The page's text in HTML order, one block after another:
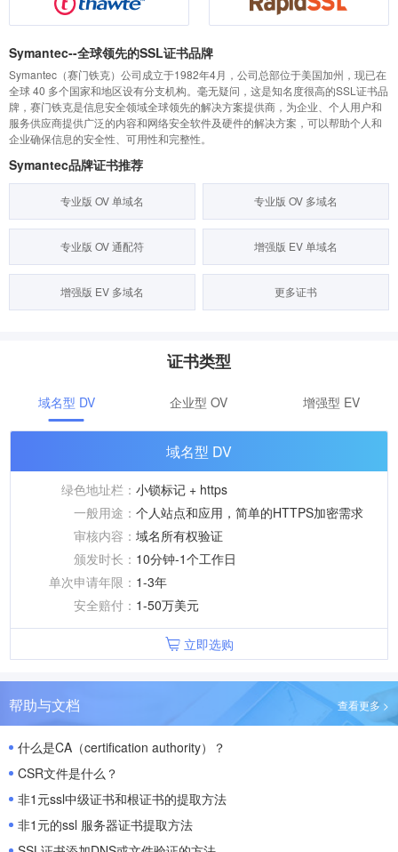
Symantec--全球领先的SSL证书品牌
Symantec（赛门铁克）公司成立于1982年4月，公司总部位于美国加州，现已在
全球 40 多个国家和地区设有分支机构。毫无疑问，这是知名度很高的SSL证书品
牌，赛门铁克是信息安全领域全球领先的解决方案提供商，为企业、个人用户和
服务供应商提供广泛的内容和网络安全软件及硬件的解决方案，可以帮助个人和
企业确保信息的安全性、可用性和完整性。
Symantec品牌证书推荐
专业版 OV 单域名 专业版 OV 多域名
专业版 OV 通配符 增强版 EV 单域名
增强版 EV 多域名 更多证书
证书类型
域名型 DV 企业型 OV 增强型 EV
域名型 DV
绿色地址栏：小锁标记 + https
一般用途：个人站点和应用，简单的HTTPS加密需求
审核内容：域名所有权验证
颁发时长： 10分钟-1个工作日
单次申请年限： 1-3年
安全赔付： 1-50万美元
立即选购
帮助与文档 查看更多 >
什么是CA（certification authority）？
CSR文件是什么？
非1元ssl中级证书和根证书的提取方法
非1元的ssl 服务器证书提取方法